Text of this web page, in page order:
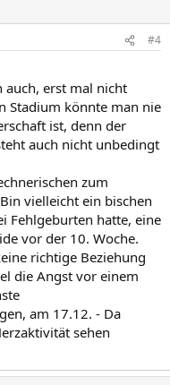
#4
auch, erst mal nicht
Stadium könnte man nie
ist, denn der
auch nicht unbedingt
zum
vielleicht ein bischen
Fehlgeburten hatte, eine
vor der 10. Woche.
richtige Beziehung
die Angst vor einem
am 17.12. - Da
sehen